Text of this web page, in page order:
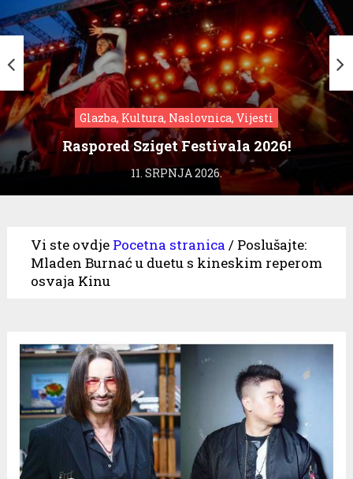
Glazba, Kultura, Naslovnica, Vijesti
Raspored Sziget Festivala 2026!
11. SRPNJA 2026.
Vi ste ovdje Pocetna stranica / Poslušajte:
Mladen Burnać u duetu s kineskim reperom
osvaja Kinu